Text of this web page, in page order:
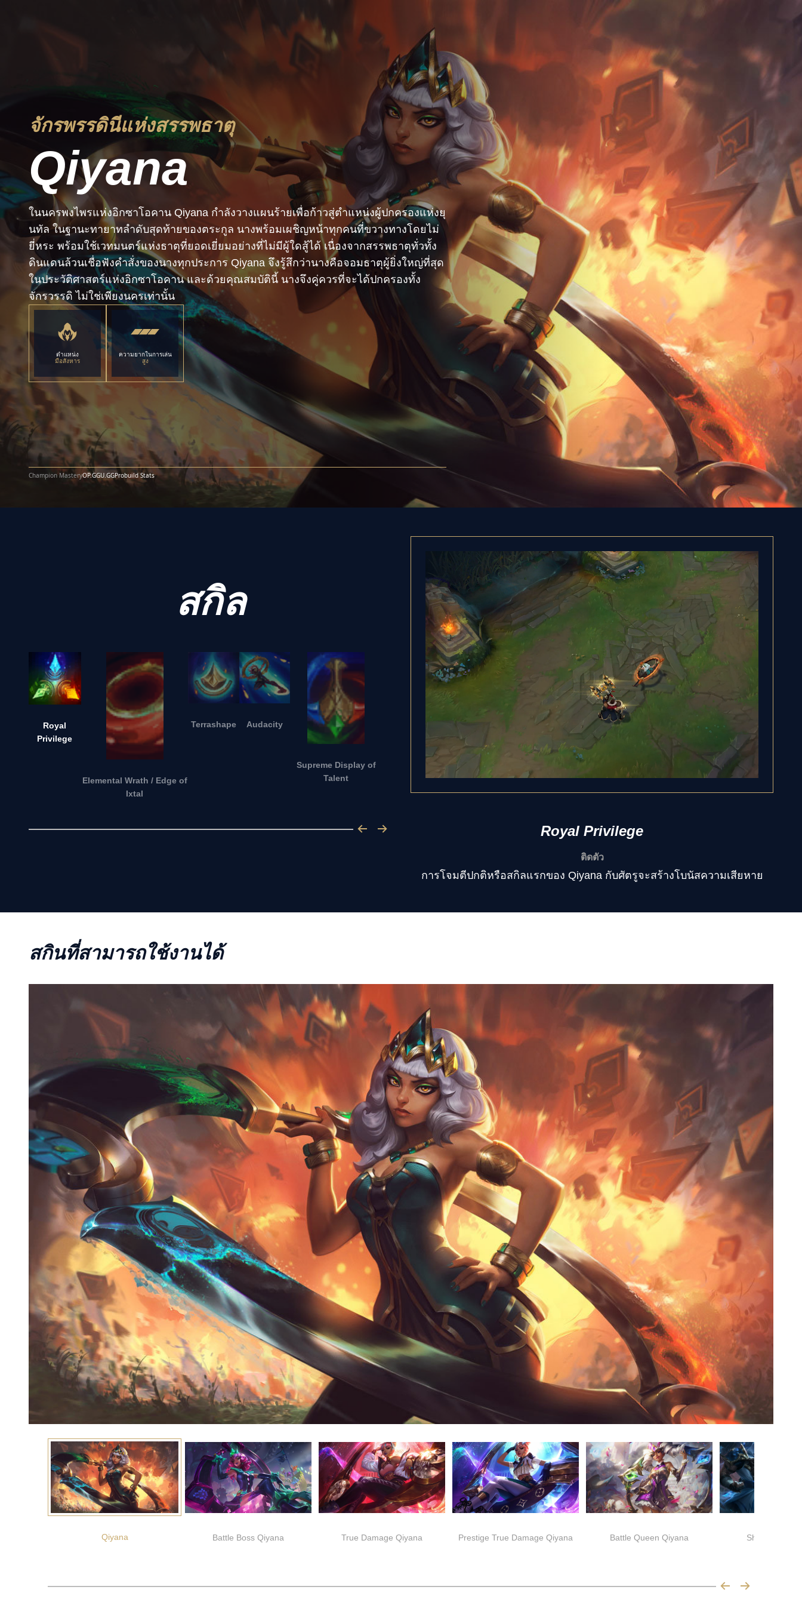
จักรพรรดินีแห่งสรรพธาตุ
Qiyana
ในนครพงไพรแห่งอิกซาโอคาน Qiyana กำลังวางแผนร้ายเพื่อก้าวสู่ตำแหน่งผู้ปกครองแห่งยุ
นทัล ในฐานะทายาทลำดับสุดท้ายของตระกูล นางพร้อมเผชิญหน้าทุกคนที่ขวางทางโดยไม่
ยี่หระ พร้อมใช้เวทมนตร์แห่งธาตุที่ยอดเยี่ยมอย่างที่ไม่มีผู้ใดสู้ได้ เนื่องจากสรรพธาตุทั่วทั้ง
ดินแดนล้วนเชื่อฟังคำสั่งของนางทุกประการ Qiyana จึงรู้สึกว่านางคือจอมธาตุผู้ยิ่งใหญ่ที่สุด
ในประวัติศาสตร์แห่งอิกซาโอคาน และด้วยคุณสมบัตินี้ นางจึงคู่ควรที่จะได้ปกครองทั้ง
จักรวรรดิ ไม่ใช่เพียงนครเท่านั้น
ตำแหน่ง
มือสังหาร
ความยากในการเล่น
สูง
Champion MasteryOP.GGU.GGProbuild Stats
สกิล
Royal
Privilege
Elemental Wrath / Edge of
Ixtal
Terrashape Audacity
Supreme Display of
Talent
Royal Privilege
ติดตัว
การโจมตีปกติหรือสกิลแรกของ Qiyana กับศัตรูจะสร้างโบนัสความเสียหาย
สกินที่สามารถใช้งานได้
Qiyana Battle Boss Qiyana True Damage Qiyana Prestige True Damage Qiyana Battle Queen Qiyana Shockblade